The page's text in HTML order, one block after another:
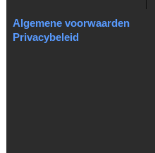
Algemene voorwaarden
Privacybeleid